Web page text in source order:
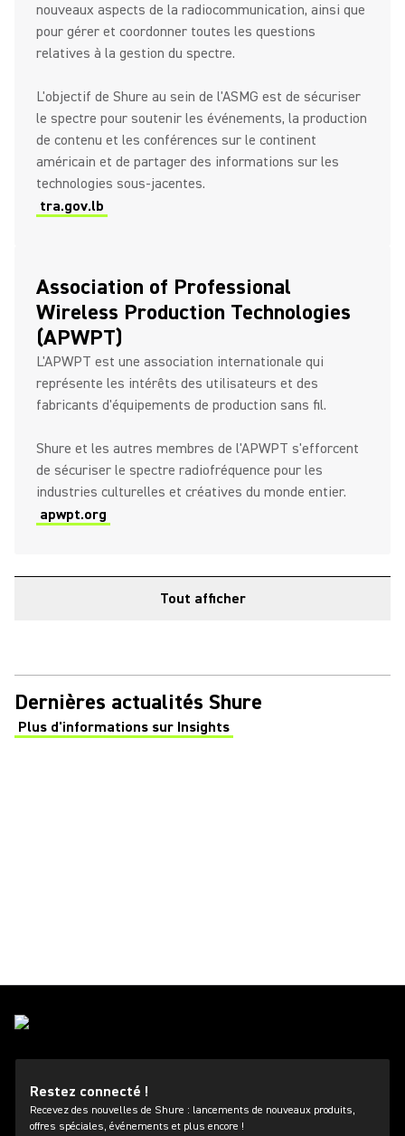
nouveaux aspects de la radiocommunication, ainsi que
pour gérer et coordonner toutes les questions
relatives à la gestion du spectre.
L'objectif de Shure au sein de l'ASMG est de sécuriser
le spectre pour soutenir les événements, la production
de contenu et les conférences sur le continent
américain et de partager des informations sur les
technologies sous-jacentes.
tra.gov.lb
Association of Professional
Wireless Production Technologies
(APWPT)
L'APWPT est une association internationale qui
représente les intérêts des utilisateurs et des
fabricants d'équipements de production sans fil.
Shure et les autres membres de l'APWPT s'efforcent
de sécuriser le spectre radiofréquence pour les
industries culturelles et créatives du monde entier.
apwpt.org
Tout afficher
Dernières actualités Shure
Plus d'informations sur Insights
Restez connecté !
Recevez des nouvelles de Shure : lancements de nouveaux produits,
offres spéciales, événements et plus encore !